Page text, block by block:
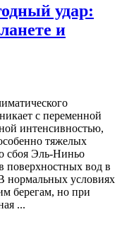
удар:
и
с переменной
интенсивностью,
тяжелых
сбоя Эль-Ниньо
поверхностных вод в
нормальных условиях
берегам, но при
...